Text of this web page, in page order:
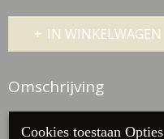
IN WINKELWAGEN
Omschrijving
mooie zachte bodystocking
Cookies toestaan Opties